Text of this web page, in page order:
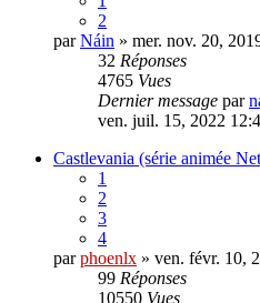
2
parNáin » mer. nov. 20,
32 Réponses
4765 Vues
Dernier message par
ven. juil. 15, 2022
Castlevania (série animée
1
2
3
4
parphoenlx » ven. févr. 10,
99 Réponses
10550 Vues